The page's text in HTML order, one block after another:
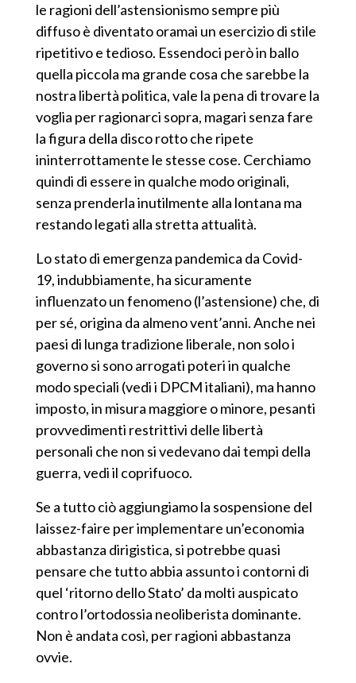
le ragioni dell’astensionismo sempre più
diffuso è diventato oramai un esercizio di stile
ripetitivo e tedioso. Essendoci però in ballo
quella piccola ma grande cosa che sarebbe la
nostra libertà politica, vale la pena di trovare la
voglia per ragionarci sopra, magari senza fare
la figura della disco rotto che ripete
ininterrottamente le stesse cose. Cerchiamo
quindi di essere in qualche modo originali,
senza prenderla inutilmente alla lontana ma
restando legati alla stretta attualità.
Lo stato di emergenza pandemica da Covid-
19, indubbiamente, ha sicuramente
influenzatoun fenomeno(l’astensione) che, di
persé, origina da almeno vent’anni. Anche nei
paesi di lunga tradizione liberale, non solo i
governo si sono arrogati poteri in qualche
modo speciali (vedi i DPCM italiani), ma hanno
imposto, in misura maggiore o minore, pesanti
provvedimenti restrittivi delle libertà
personali che non si vedevano dai tempi della
guerra, vedi il coprifuoco.
Se a tutto ciò aggiungiamo la sospensione del
laissez-faire per implementare un’economia
abbastanza dirigistica, si potrebbe quasi
pensare che tutto abbia assunto i contorni di
quel ‘ritorno dello Stato’ da molti auspicato
contro l’ortodossia neoliberista dominante.
Non è andata così, per ragioni abbastanza
ovvie.